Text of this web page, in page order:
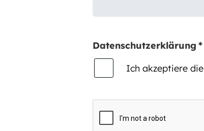
Datenschutzerklärung *
Ich akzeptiere die